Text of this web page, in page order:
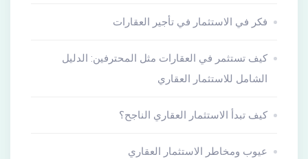
فكر في الاستثمار في تأجير العقارات
كيف تستثمر في العقارات مثل المحترفين: الدليل
الشامل للاستثمار العقاري
كيف تبدأ الاستثمار العقاري الناجح؟
عيوب ومخاطر الاستثمار العقاري